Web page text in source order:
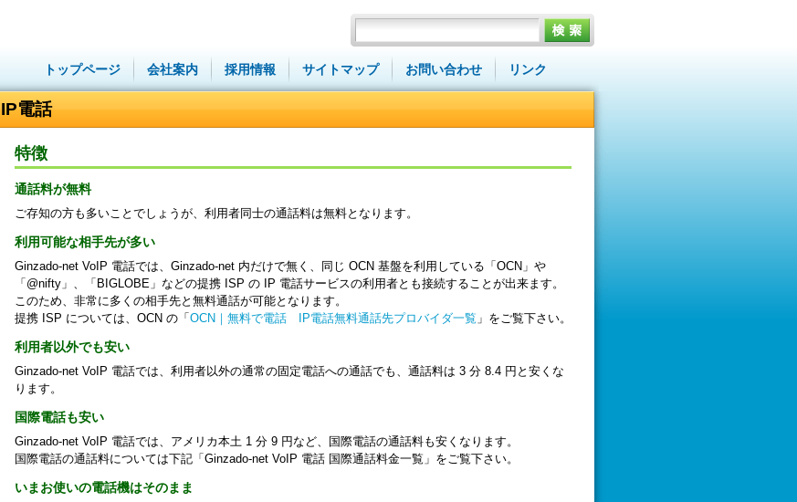
トップページ 会社案内 採用情報 サイトマップ お問い合わせ リンク
IP電話
特徴
通話料が無料
ご存知の方も多いことでしょうが、利用者同士の通話料は無料となります。
利用可能な相手先が多い
Ginzado-net VoIP 電話では、Ginzado-net 内だけで無く、同じ OCN 基盤を利用している「OCN」や
「@nifty」、「BIGLOBE」などの提携 ISP の IP 電話サービスの利用者とも接続することが出来ます。
このため、非常に多くの相手先と無料通話が可能となります。
提携 ISP については、OCN の「 OCN｜無料で電話 IP電話無料通話先プロバイダ一覧 」をご覧下さい。
利用者以外でも安い
Ginzado-net VoIP 電話では、利用者以外の通常の固定電話への通話でも、通話料は 3 分 8.4 円と安くな
ります。
国際電話も安い
Ginzado-net VoIP 電話では、アメリカ本土 1 分 9 円など、国際電話の通話料も安くなります。
国際電話の通話料については下記「Ginzado-net VoIP 電話 国際通話料金一覧」をご覧下さい。
いまお使いの電話機はそのまま